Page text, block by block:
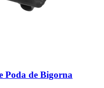
Poda de Bigorna